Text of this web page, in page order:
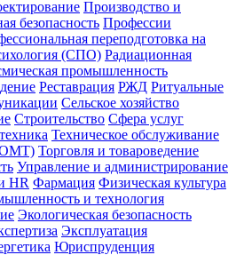
Производство и
безопасность Профессии
переподготовка на
(СПО) Радиационная
промышленность
Реставрация РЖД Ритуальные
Сельское хозяйство
Строительство Сфера услуг
Техническое обслуживание
Торговля и товароведение
Управление и администрирование
HR Фармация Физическая культура
и технология
Экологическая безопасность
Эксплуатация
Юриспруденция